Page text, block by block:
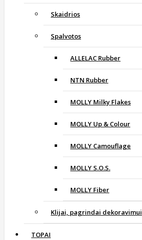
Skaidrios
Spalvotos
ALLELAC Rubber
NTN Rubber
MOLLY Milky Flakes
MOLLY Up & Colour
MOLLY Camouflage
MOLLY S.O.S.
MOLLY Fiber
Klijai, pagrindai dekoravimui
TOPAI